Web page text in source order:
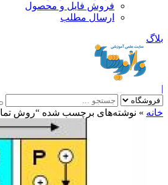
فروش فایل و محصول
ارسال مطلب
»نوشته‌های برچسب شده “روش تماسي”